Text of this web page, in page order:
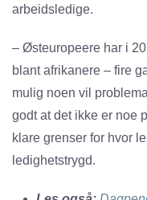
arbeidsledige.
– Østeuropeere har i
blant afrikanere – fire
mulig noen vil
godt at det ikke er noe
klare grenser for hvor
ledighetstrygd.